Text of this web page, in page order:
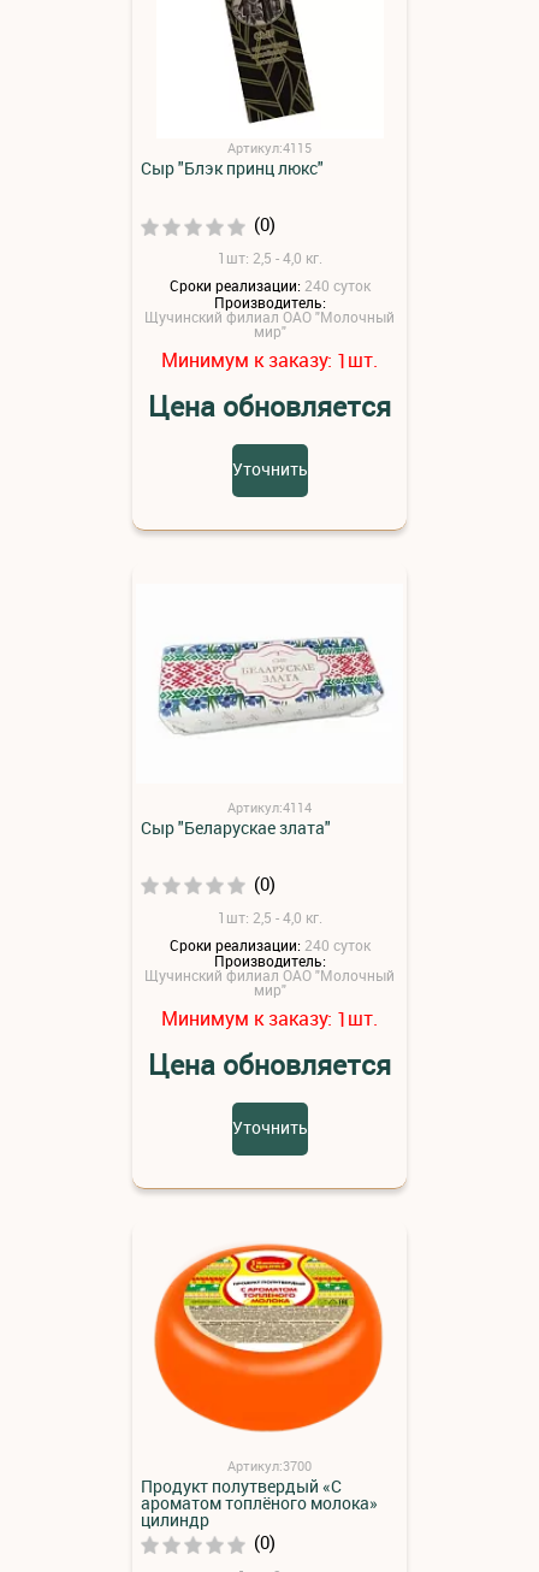
Артикул:4115
Сыр "Блэк принц люкс"
(0)
1шт: 2,5 - 4,0 кг.
Сроки реализации: 240 суток
Производитель:
Щучинский филиал ОАО "Молочный
мир"
Минимум к заказу: 1шт.
Цена обновляется
Уточнить
Артикул:4114
Сыр "Беларускае злата"
(0)
1шт: 2,5 - 4,0 кг.
Сроки реализации: 240 суток
Производитель:
Щучинский филиал ОАО "Молочный
мир"
Минимум к заказу: 1шт.
Цена обновляется
Уточнить
Артикул:3700
Продукт полутвердый «С
ароматом топлёного молока»
цилиндр
(0)